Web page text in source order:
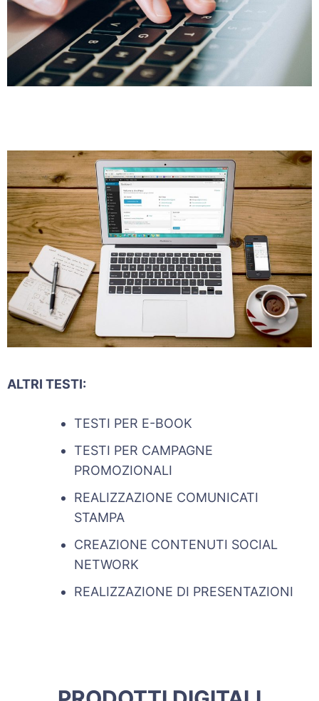
ALTRI TESTI:
TESTI PER E-BOOK
TESTI PER CAMPAGNE
PROMOZIONALI
REALIZZAZIONE COMUNICATI
STAMPA
CREAZIONE CONTENUTI SOCIAL
NETWORK
REALIZZAZIONE DI PRESENTAZIONI